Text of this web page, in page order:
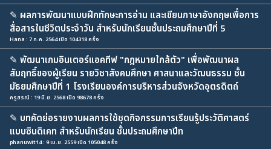
✎ ผลการพัฒนาแบบฝึกทักษะการอ่าน และเขียนภาษาอังกฤษเพื่อการ
สื่อสารในชีวิตประจำวัน สำหรับนักเรียนชั้นประถมศึกษาปีที่ 5
Hana : 7 ก.ค. 2564 เปิด 104318 ครั้ง
✎ พัฒนาเกมอินเตอร์แอคทีฟ "กฎหมายใกล้ตัว" เพื่อพัฒนาผล
สัมฤทธิ์ของผู้เรียน รายวิชาสังคมศึกษา ศาสนาและวัฒนธรรม ชั้น
มัธยมศึกษาปีที่ 1 โรงเรียนองค์การบริหารส่วนจังหวัดอุตรดิตถ์
ครูสรณ์ : 19 มิ.ย. 2568 เปิด 98678 ครั้ง
✎ บทคัดย่อรายงานผลการใช้ชุดกิจกรรมการเรียนรู้ประวัติศาสตร์
แบบซินดิเคท สำหรับนักเรียน ชั้นประถมศึกษาปีท
phanuwit14 : 9 เม.ย. 2559 เปิด 105048 ครั้ง